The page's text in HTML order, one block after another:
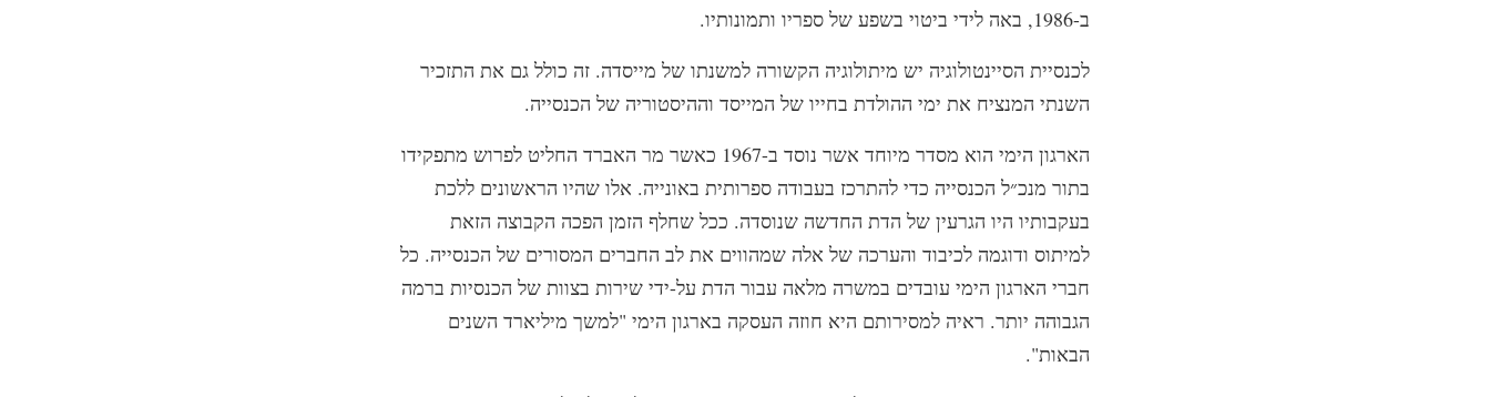
ב-1986, באה לידי ביטוי בשפע של ספריו ותמונותיו.
לכנסיית הסיינטולוגיה יש מיתולוגיה הקשורה למשנתו של מייסדה. זה כולל גם את התזכיר
השנתי המנציח את ימי ההולדת בחייו של המייסד וההיסטוריה של הכנסייה.
הארגון הימי הוא מסדר מיוחד אשר נוסד ב-1967 כאשר מר האברד החליט לפרוש מתפקידו
בתור מנכ״ל הכנסייה כדי להתרכז בעבודה ספרותית באונייה. אלו שהיו הראשונים ללכת
בעקבותיו היו הגרעין של הדת החדשה שנוסדה. ככל שחלף הזמן הפכה הקבוצה הזאת
למיתוס ודוגמה לכיבוד והערכה של אלה שמהווים את לב החברים המסורים של הכנסייה. כל
חברי הארגון הימי עובדים במשרה מלאה עבור הדת על-ידי שירות בצוות של הכנסיות ברמה
הגבוהה יותר. ראיה למסירותם היא חוזה העסקה בארגון הימי "למשך מיליארד השנים
הבאות".